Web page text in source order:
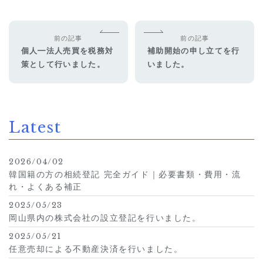
前の記事
個人━法人売買を税務対
策として行いました。
前の記事
補助開始の申し立てを行
いました。
Latest
2026/04/02
韓国籍の方の相続登記 完全ガイド｜必要書類・費用・流
れ・よくある補正
2025/05/23
岡山県内の株式会社の設立登記を行いました。
2025/05/21
任意売却による不動産決済を行いました。